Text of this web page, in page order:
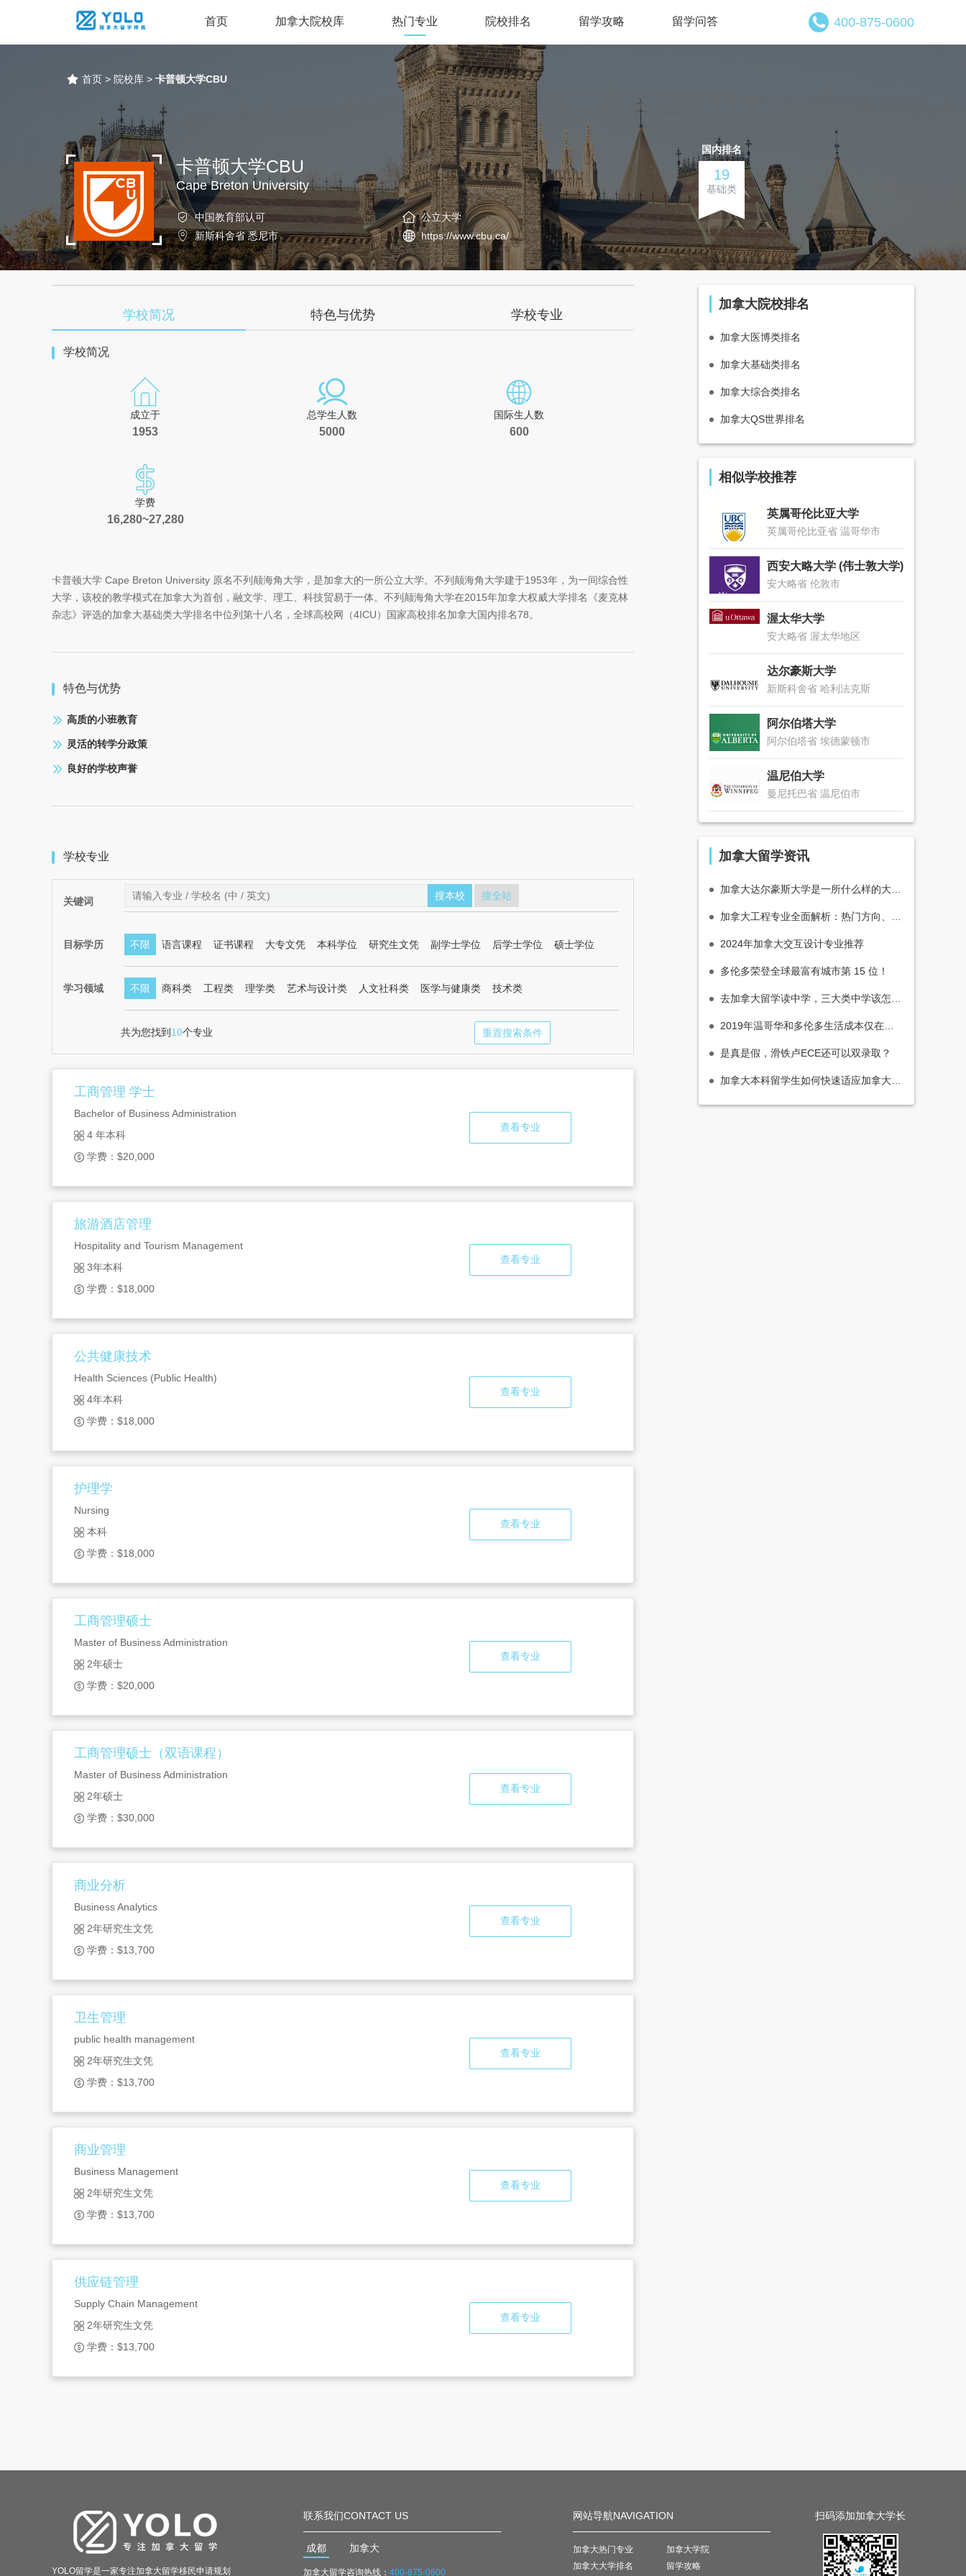
首页 加拿大院校库 热门专业 院校排名 留学攻略 留学问答 400-875-0600
首页 > 院校库 > 卡普顿大学CBU
卡普顿大学CBU
Cape Breton University
中国教育部认可
公立大学
新斯科舍省 悉尼市
https://www.cbu.ca/
国内排名
19
基础类
学校简况 特色与优势 学校专业
学校简况
成立于
1953
总学生人数
5000
国际生人数
600
学费
16,280~27,280
卡普顿大学 Cape Breton University 原名不列颠海角大学，是加拿大的一所公立大学。不列颠海角大学建于1953年，为一间综合性
大学，该校的教学模式在加拿大为首创，融文学、理工、科技贸易于一体。不列颠海角大学在2015年加拿大权威大学排名《麦克林
杂志》评选的加拿大基础类大学排名中位列第十八名，全球高校网（4ICU）国家高校排名加拿大国内排名78。
特色与优势
高质的小班教育
灵活的转学分政策
良好的学校声誉
学校专业
关键词 搜本校 搜全站
目标学历 不限 语言课程 证书课程 大专文凭 本科学位 研究生文凭 副学士学位 后学士学位 硕士学位
学习领域 不限 商科类 工程类 理学类 艺术与设计类 人文社科类 医学与健康类 技术类
共为您找到 10个专业 重置搜索条件
工商管理 学士
Bachelor of Business Administration
4 年本科
学费：$20,000
查看专业
旅游酒店管理
Hospitality and Tourism Management
3年本科
学费：$18,000
查看专业
公共健康技术
Health Sciences (Public Health)
4年本科
学费：$18,000
查看专业
护理学
Nursing
本科
学费：$18,000
查看专业
工商管理硕士
Master of Business Administration
2年硕士
学费：$20,000
查看专业
工商管理硕士（双语课程）
Master of Business Administration
2年硕士
学费：$30,000
查看专业
商业分析
Business Analytics
2年研究生文凭
学费：$13,700
查看专业
卫生管理
public health management
2年研究生文凭
学费：$13,700
查看专业
商业管理
Business Management
2年研究生文凭
学费：$13,700
查看专业
供应链管理
Supply Chain Management
2年研究生文凭
学费：$13,700
查看专业
加拿大院校排名
加拿大医博类排名
加拿大基础类排名
加拿大综合类排名
加拿大QS世界排名
相似学校推荐
英属哥伦比亚大学
英属哥伦比亚省 温哥华市
西安大略大学 (伟士敦大学)
安大略省 伦敦市
渥太华大学
安大略省 渥太华地区
达尔豪斯大学
新斯科舍省 哈利法克斯
阿尔伯塔大学
阿尔伯塔省 埃德蒙顿市
温尼伯大学
曼尼托巴省 温尼伯市
加拿大留学资讯
2024年加拿大交互设计专业推荐
多伦多荣登全球最富有城市第 15 位！
是真是假，滑铁卢ECE还可以双录取？
YOLO留学是一家专注加拿大留学移民申请规划
联系我们CONTACT US
成都 加拿大
加拿大留学咨询热线： 400-875-0600
网站导航NAVIGATION
加拿大热门专业
加拿大大学排名
加拿大学院
留学攻略
扫码添加加拿大学长